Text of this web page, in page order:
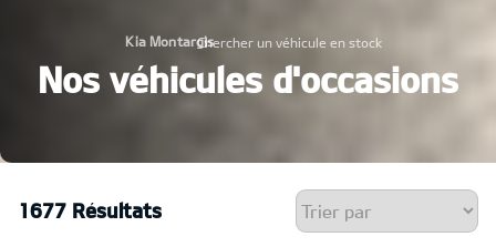
Kia Montargis
›
Chercher un véhicule en stock
Nos véhicules d'occasions
1677 Résultats